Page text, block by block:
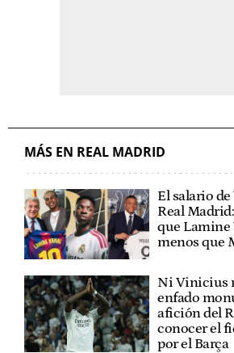
MÁS EN REAL MADRID
El salario
Real
que Lamine
menos que
Ni Vinicius
enfado
afición del
conocer el
por el Barça